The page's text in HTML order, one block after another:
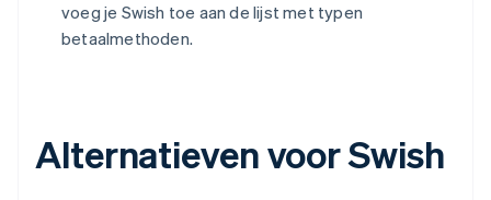
voeg je Swish toe aan de lijst met typen
betaalmethoden.
Alternatieven voor Swish